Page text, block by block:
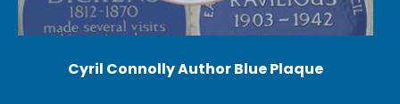
Cyril Connolly Author Blue Plaque